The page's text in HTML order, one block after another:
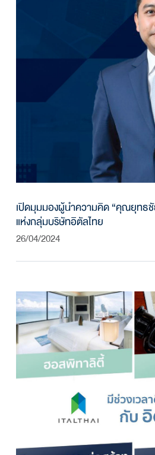
เปิดมุมมองผู้นำความคิด “คุณยุทธ
แห่งกลุ่มบริษัทอิตัลไทย
26/04/2024